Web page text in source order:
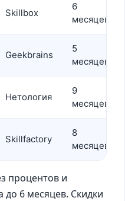
Skillbox
6
месяцев
Geekbrains
5
месяцев
Нетология
9
месяцев
Skillfactory
8
месяцев
процентов и
до 6 месяцев. Скидки